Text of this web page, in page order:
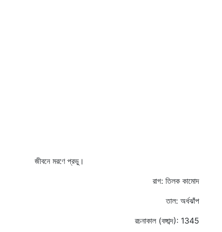
জীবনে মরণে প্রভু।
রাগ: তিলক কামোদ
তাল: অর্ধঝাঁপ
রচনাকাল (বঙ্গাব্দ): 1345